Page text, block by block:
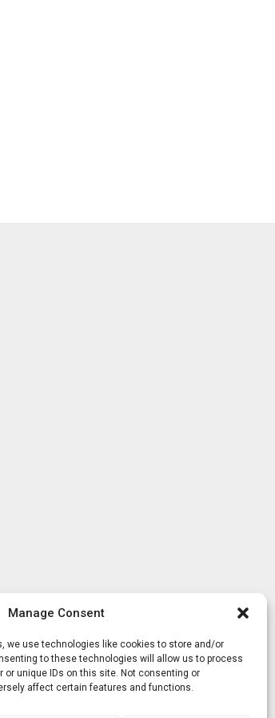
Manage Consent
we use technologies like cookies to store and/or
to these technologies will allow us to process
or unique IDs on this site. Not consenting or
affect certain features and functions.